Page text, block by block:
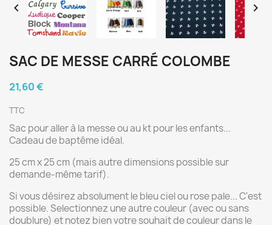
 
SAC DE MESSE CARRÉ COLOMBE
21,60 €
TTC
Sac pour aller à la messe ou au kt pour les enfants...
Cadeau de baptême idéal.
25 cm x 25 cm (mais autre dimensions possible sur
demande-même tarif).
Si vous désirez absolument le bleu ciel ou rose pale... C'est
possible. Selectionnez une autre couleur (avec ou sans
doublure) et notez bien votre souhait de couleur dans le